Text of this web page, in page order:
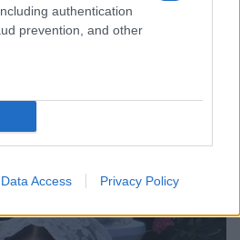
authentication
prevention, and other
Data Access Privacy Policy